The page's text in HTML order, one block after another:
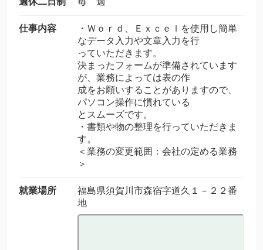
仕事内容
・Ｗｏｒｄ、Ｅｘｃｅｌを使用し簡単
なデータ入力や文章入力を行
っていただきます。
決まったフォームが準備されています
が、業務によっては表の作
成をお願いすることがありますので、
パソコン操作に慣れている
とスムーズです。
・書類や物の整理を行っていただきま
す。
＜業務の変更範囲：会社の定める業務
＞
就業場所
福島県須賀川市森宿字道久１－２２番
地